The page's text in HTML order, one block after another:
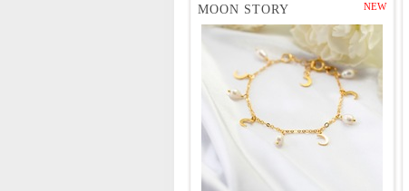
MOON STORY NEW